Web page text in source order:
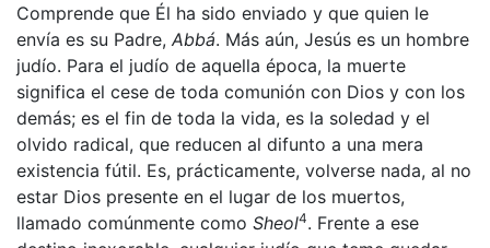
Comprende que Él ha sido enviado y que quien le
envía es su Padre, Abbá. Más aún, Jesús es un hombre
judío. Para el judío de aquella época, la muerte
significa el cese de toda comunión con Dios y con los
demás; es el fin de toda la vida, es la soledad y el
olvido radical, que reducen al difunto a una mera
existencia fútil. Es, prácticamente, volverse nada, al no
estar Dios presente en el lugar de los muertos,
llamado comúnmente como Sheol4. Frente a ese